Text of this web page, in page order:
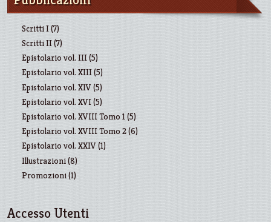
Scritti I (7)
Scritti II (7)
Epistolario vol. III (5)
Epistolario vol. XIII (5)
Epistolario vol. XIV (5)
Epistolario vol. XVI (5)
Epistolario vol. XVIII Tomo 1 (5)
Epistolario vol. XVIII Tomo 2 (6)
Epistolario vol. XXIV (1)
Illustrazioni (8)
Promozioni (1)
Accesso Utenti